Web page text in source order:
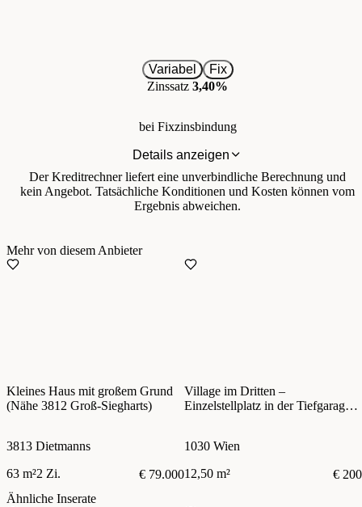
Variabel
Fix
Zinssatz 3,40%
bei Fixzinsbindung
Details anzeigen
Der Kreditrechner liefert eine unverbindliche Berechnung und
kein Angebot. Tatsächliche Konditionen und Kosten können vom
Ergebnis abweichen.
Mehr von diesem Anbieter
Kleines Haus mit großem Grund
(Nähe 3812 Groß-Siegharts)
3813 Dietmanns
63 m²2 Zi. € 79.000
Village im Dritten –
Einzelstellplatz in der Tiefgarage –
1030 Wien
12,50 m²
€ 200
Ähnliche Inserate